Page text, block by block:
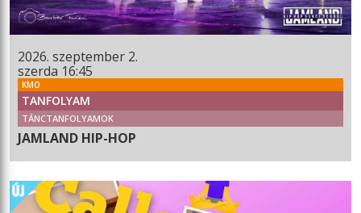
2026. szeptember 2.
szerda 16:45
KMO
TANFOLYAM
TÁNCTANFOLYAMOK
JAMLAND HIP-HOP